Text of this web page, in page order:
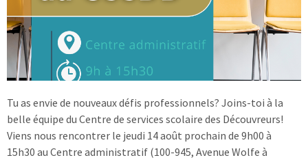
Tu as envie de nouveaux défis professionnels? Joins-toi à la
belle équipe du Centre de services scolaire des Découvreurs!
Viens nous rencontrer le jeudi 14 août prochain de 9h00 à
15h30 au Centre administratif (100-945, Avenue Wolfe à